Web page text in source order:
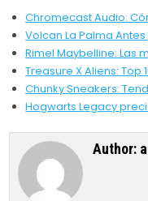
Chromecast Audio:
Volcan La Palma
Rimel Maybelline: Las
Treasure X Aliens: Top
Chunky Sneakers:
Hogwarts Legacy
Author: